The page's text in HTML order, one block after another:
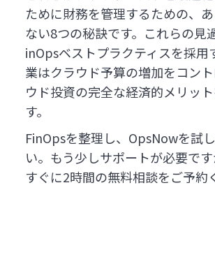
ために財務を管理するための、
ない8つの秘訣です。これらの見
inOpsベストプラクティスを採用
業はクラウド予算の増加をコン
ウド投資の完全な経済的メリッ
す。
FinOpsを整理し、OpsNowを試
い。もう少しサポートが必要で
すぐに2時間の無料相談をご予約